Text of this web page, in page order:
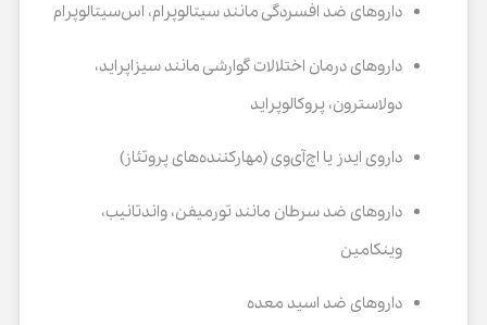
داروهای ضد افسردگی مانند سیتالوپرام، اس‌سیتالوپرام
داروهای درمان اختلالات گوارشی مانند سیزاپراید،
دولاسترون، پروکالوپراید
داروی ایدز یا اچ‌آی‌وی (مهارکننده‌های پروتئاز)
داروهای ضد سرطان مانند تورمیفن، واندتانیب،
وینکامین
داروهای ضد اسید معده